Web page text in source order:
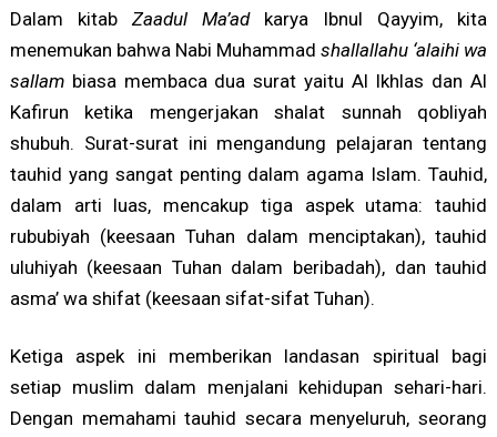
Dalam kitab Zaadul Ma’adkarya Ibnul Qayyim, kita
menemukan bahwa Nabi Muhammadshallallahu ‘alaihi wa
sallambiasa membaca dua surat yaitu Al Ikhlas dan Al
Kafirun ketika mengerjakan shalat sunnah qobliyah
shubuh. Surat-surat ini mengandung pelajaran tentang
tauhid yang sangat penting dalam agama Islam. Tauhid,
dalam arti luas, mencakup tiga aspek utama: tauhid
rububiyah (keesaan Tuhan dalam menciptakan), tauhid
uluhiyah (keesaan Tuhan dalam beribadah), dan tauhid
asma’ wa shifat (keesaan sifat-sifat Tuhan).
Ketiga aspek ini memberikan landasan spiritual bagi
setiap muslim dalam menjalani kehidupan sehari-hari.
Dengan memahami tauhid secara menyeluruh, seorang